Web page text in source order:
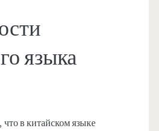
языка
в китайском языке